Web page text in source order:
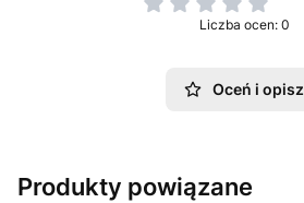
Liczba ocen: 0
Oceń i opisz
Produkty powiązane